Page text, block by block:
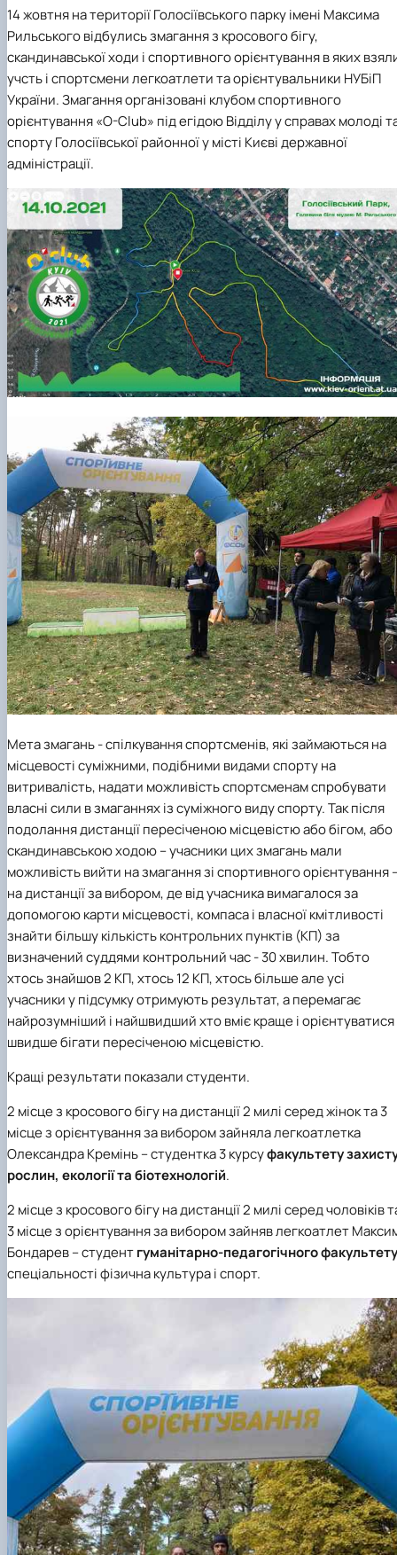
Вибіркові дисципліни
Практична підготовка
Гостьові лекції
Атестація здобувачів
Результати анкетування
Додаткова (супровідна) інформація
Акредитація
Договори про співпрацю
14 жовтня на території Голосіївського парку імені Максима
Рильського відбулись змагання з кросового бігу,
скандинавської ходи і спортивного орієнтування в яких
учсть і спортсмени легкоатлети та орієнтувальники НУБіП
України. Змагання організовані клубом спортивного
орієнтування «O-Club» під егідою Відділу у справах молоді
спорту Голосіївської районної у місті Києві державної
адміністрації.
Мета змагань - спілкування спортсменів, які займаються на
місцевості суміжними, подібними видами спорту на
витривалість, надати можливість спортсменам спробувати
власні сили в змаганнях із суміжного виду спорту. Так після
подолання дистанції пересіченою місцевістю або бігом, або
скандинавською ходою – учасники цих змагань мали
можливість вийти на змагання зі спортивного орієнтування
на дистанції за вибором, де від учасника вимагалося за
допомогою карти місцевості, компаса і власної кмітливості
знайти більшу кількість контрольних пунктів (КП) за
визначений суддями контрольний час - 30 хвилин.Тобто
хтось знайшов 2 КП, хтось 12 КП, хтось більше але усі
учасники у підсумку отримують результат, а перемагає
найрозумніший і найшвидший хто вміє краще і орієнтуватися
швидше бігати пересіченою місцевістю.
Кращі результати показали студенти.
2 місце з кросового бігу на дистанції 2 милі серед жінок та 3
місце з орієнтування за вибором зайняла легкоатлетка
Олександра Кремінь – студентка 3 курсуфакультету
рослин, екології та біотехнологій.
2 місце з кросового бігуна дистанції 2 милісеред чоловіків
3 місце з орієнтування за вибором зайняв легкоатлет
Бондарев – студентгуманітарно-педагогічного факультету
спеціальності фізична культура і спорт.